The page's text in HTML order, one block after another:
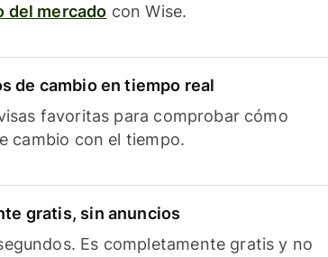
del mercado con Wise.
de cambio en tiempo real
favoritas para comprobar cómo
cambio con el tiempo.
gratis, sin anuncios
Es completamente gratis y no